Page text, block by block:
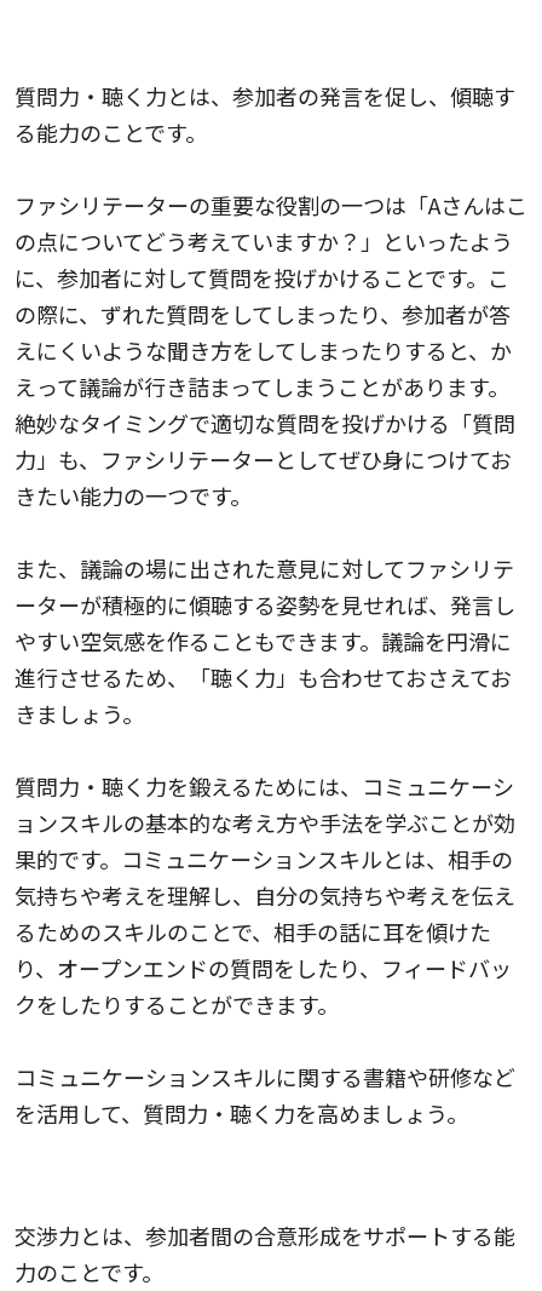
質問力・聴く力とは、参加者の発言を促し、傾聴す
る能力のことです。
ファシリテーターの重要な役割の一つは「Aさんはこ
の点についてどう考えていますか？」といったよう
に、参加者に対して質問を投げかけることです。こ
の際に、ずれた質問をしてしまったり、参加者が答
えにくいような聞き方をしてしまったりすると、か
えって議論が行き詰まってしまうことがあります。
絶妙なタイミングで適切な質問を投げかける「質問
力」も、ファシリテーターとしてぜひ身につけてお
きたい能力の一つです。
また、議論の場に出された意見に対してファシリテ
ーターが積極的に傾聴する姿勢を見せれば、発言し
やすい空気感を作ることもできます。議論を円滑に
進行させるため、「聴く力」も合わせておさえてお
きましょう。
質問力・聴く力を鍛えるためには、コミュニケーシ
ョンスキルの基本的な考え方や手法を学ぶことが効
果的です。コミュニケーションスキルとは、相手の
気持ちや考えを理解し、自分の気持ちや考えを伝え
るためのスキルのことで、相手の話に耳を傾けた
り、オープンエンドの質問をしたり、フィードバッ
クをしたりすることができます。
コミュニケーションスキルに関する書籍や研修など
を活用して、質問力・聴く力を高めましょう。
交渉力とは、参加者間の合意形成をサポートする能
力のことです。